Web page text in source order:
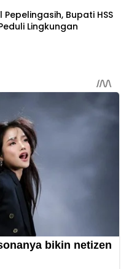
Bupati HSS
Lingkungan